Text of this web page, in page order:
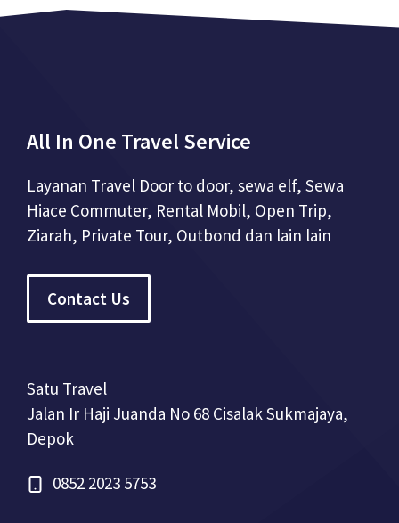
All In One Travel Service
Layanan Travel Door to door, sewa elf, Sewa
Hiace Commuter, Rental Mobil, Open Trip,
Ziarah, Private Tour, Outbond dan lain lain
Contact Us
Satu Travel
Jalan Ir Haji Juanda No 68 Cisalak Sukmajaya,
Depok
0852 2023 5753